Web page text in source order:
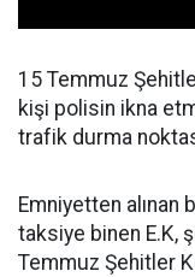
15 Temmuz
kişi polisin ikna
trafik durma
Emniyetten
taksiye binen E.K,
Temmuz Şehitler